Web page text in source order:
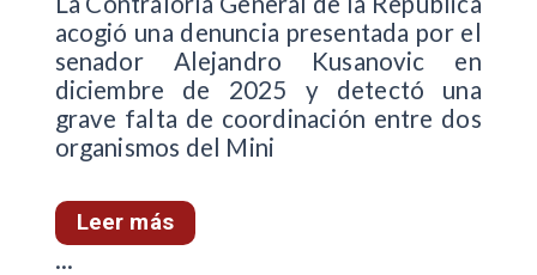
acogió una denuncia presentada por el
senador Alejandro Kusanovic en
diciembre de 2025 y detectó una
grave falta de coordinación entre dos
organismos del Mini
Leer más
...